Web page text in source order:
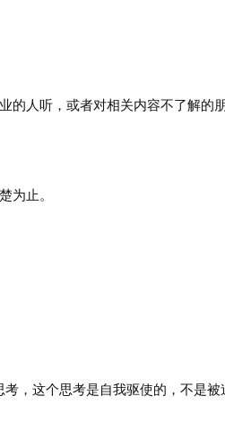
人听，或者对相关内容不了解的
为止。
，这个思考是自我驱使的，不是被